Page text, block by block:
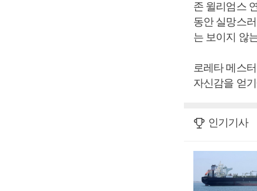
존 윌리엄스
동안 실망스
는 보이지 않
로레타 메스
자신감을 얻
인기기사